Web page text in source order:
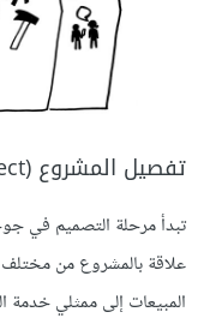
تفصيل المشروع (Unpack the Project)
تبدأ مرحلة التصميم في
علاقة بالمشروع من
المبيعات إلى ممثلي خدمة